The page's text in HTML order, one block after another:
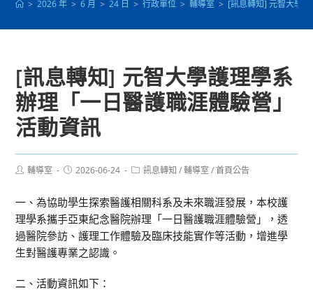
> 2026 年 > 6 月 > 24 日 > 行政單位 > 輔導室 > [訊息轉知] 元智大學
[訊息轉知] 元智大學護理學系
辦理「一日醫護職涯體驗營」
活動資訊
Post輔導室
Post2026-06-24
Post訊息轉知 / 輔導室 / 首頁公告
一、為協助學生探索醫護相關科系及未來職涯發展，本校護
理學系攜手亞東紀念醫院辦理「一日醫護職涯體驗營」，透
過醫院參訪、護理工作體驗及臨床技能實作等活動，增進學
生對醫護專業之認識。
二、活動資訊如下：